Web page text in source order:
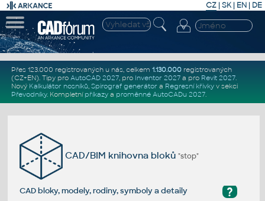
CZ | SK| EN | DE
Přes 123.000 registrovaných u nás, celkem 1.130.000registrovaných
(CZ+EN). Tipy pro AutoCAD 2027, pro Inventor 2027a pro Revit 2027.
Nový Kalkulátor nosníků, Spirograf generátor a Regresní křivkyv sekci
Převodníky. Kompletní příkazya proměnné AutoCADu 2027.
CAD/BIM knihovna bloků"stop"
?
CAD bloky, modely, rodiny, symboly a detaily